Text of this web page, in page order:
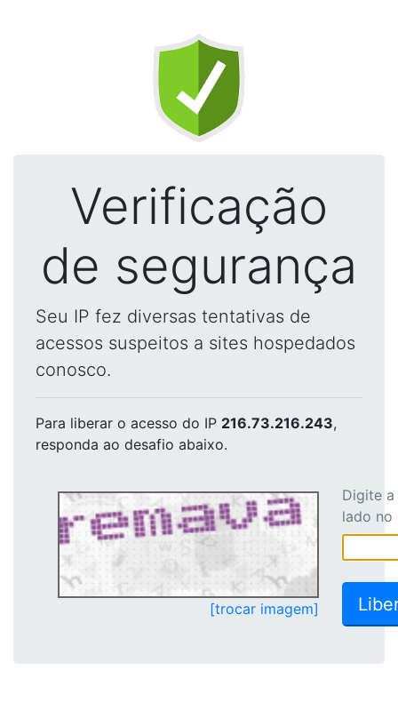
Verificação
de segurança
Seu IP fez diversas tentativas de
acessos suspeitos a sites hospedados
conosco.
Para liberar o acesso do IP 216.73.216.243,
responda ao desafio abaixo.
[trocar imagem]
Digite
lado no